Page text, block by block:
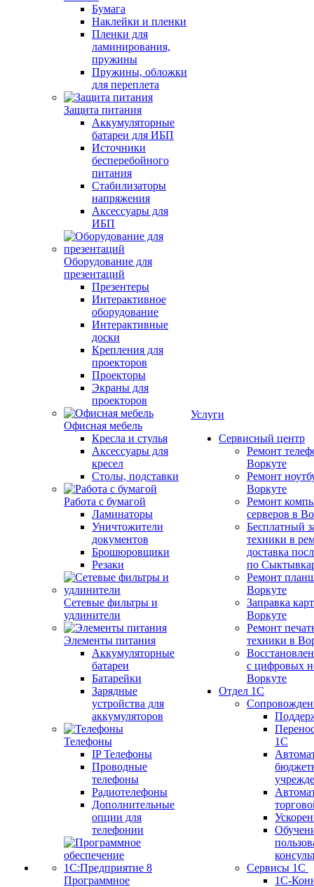
Бумага
Наклейки и пленки
Пленки для
ламинирования,
пружины
Пружины, обложки
для переплета
Защита питания
Аккумуляторные
батареи для ИБП
Источники
бесперебойного
питания
Стабилизаторы
напряжения
Аксессуары для
ИБП
Оборудование для
презентаций
Презентеры
Интерактивное
оборудование
Интерактивные
доски
Крепления для
проекторов
Проекторы
Экраны для
проекторов
Офисная мебель
Кресла и стулья
Аксессуары для
кресел
Столы, подставки
Работа с бумагой
Ламинаторы
Уничтожители
документов
Брошюровщики
Резаки
Сетевые фильтры и
удлинители
Элементы питания
Аккумуляторные
батареи
Батарейки
Зарядные
устройства для
аккумуляторов
Телефоны
IP Телефоны
Проводные
телефоны
Радиотелефоны
Дополнительные
опции для
телефонии
Программное
Услуги
Сервисный центр
Ремонт
Воркуте
Ремонт
Воркуте
Ремонт
серверов в
Бесплатный
техники в
доставка
по
Ремонт
Воркуте
Заправка
Воркуте
Ремонт
техники в
с цифровых
Воркуте
Отдел 1С
1С
Сервисы 1С
1С-